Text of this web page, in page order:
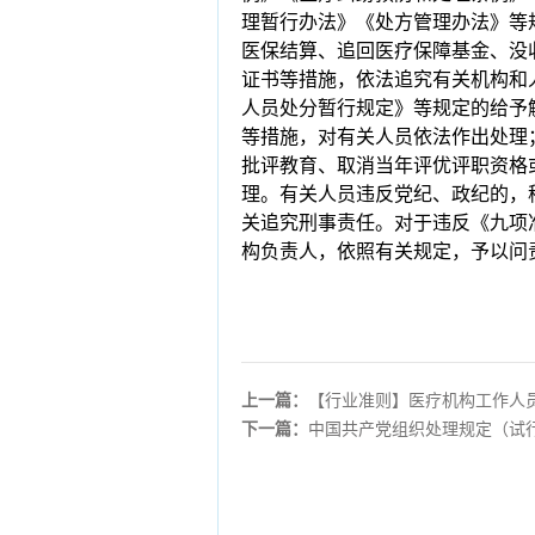
理暂行办法》《处方管理办法》
医保结算、追回医疗保障基金、
证书等措施，依法追究有关机构
人员处分暂行规定》等规定的给
等措施，对有关人员依法作出处
批评教育、取消当年评优评职资
理。有关人员违反党纪、政纪的
关追究刑事责任。对于违反《九
构负责人，依照有关规定，予以问
上一篇：
【行业准则】医疗机构工作人
下一篇： 中国共产党组织处理规定（试